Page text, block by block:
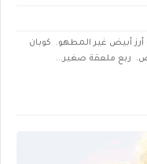
أرز أبيض غير المطهو. كوبان
ربع ملعقة صغير...